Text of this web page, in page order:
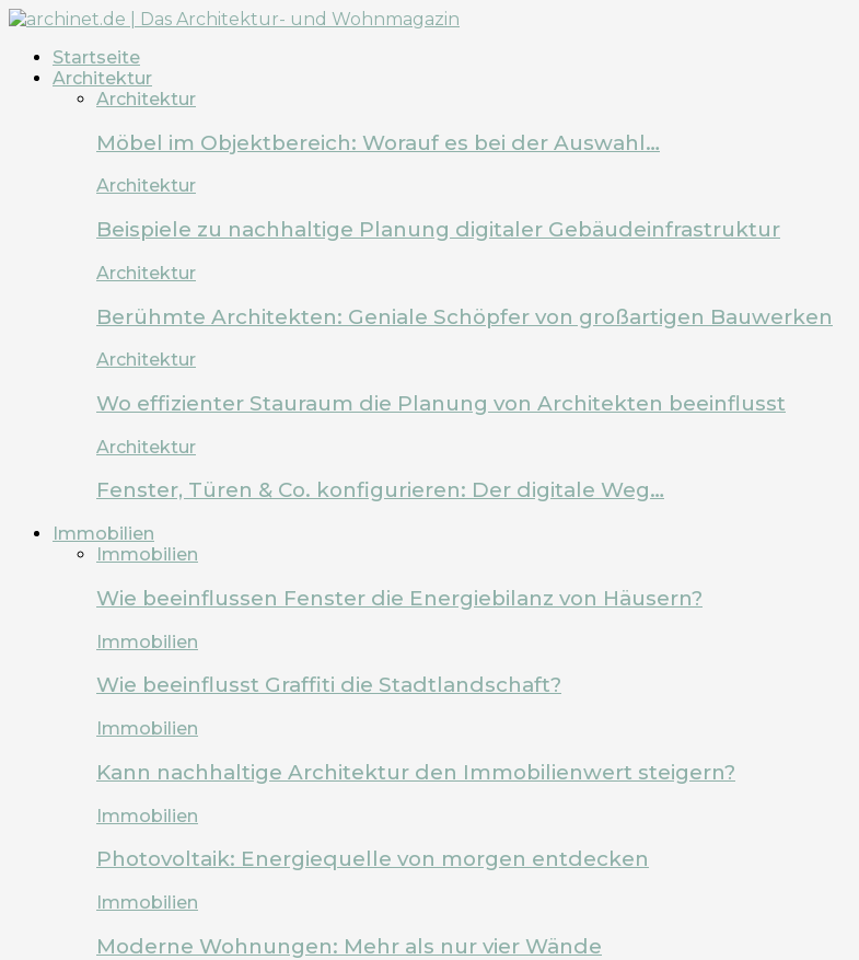
Startseite
Architektur
Architektur
Möbel im Objektbereich: Worauf es bei der Auswahl…
Architektur
Beispiele zu nachhaltige Planung digitaler Gebäudeinfrastruktur
Architektur
Berühmte Architekten: Geniale Schöpfer von großartigen Bauwerken
Architektur
Wo effizienter Stauraum die Planung von Architekten beeinflusst
Architektur
Fenster, Türen & Co. konfigurieren: Der digitale Weg…
Immobilien
Immobilien
Wie beeinflussen Fenster die Energiebilanz von Häusern?
Immobilien
Wie beeinflusst Graffiti die Stadtlandschaft?
Immobilien
Kann nachhaltige Architektur den Immobilienwert steigern?
Immobilien
Photovoltaik: Energiequelle von morgen entdecken
Immobilien
Moderne Wohnungen: Mehr als nur vier Wände